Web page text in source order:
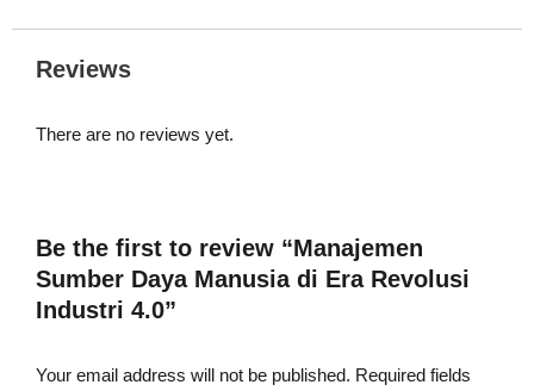
Reviews
There are no reviews yet.
Be the first to review “Manajemen
Sumber Daya Manusia di Era Revolusi
Industri 4.0”
Your email address will not be published. Required fields